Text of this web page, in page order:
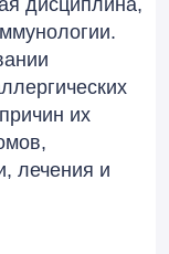
дисциплина,
их
лечения и